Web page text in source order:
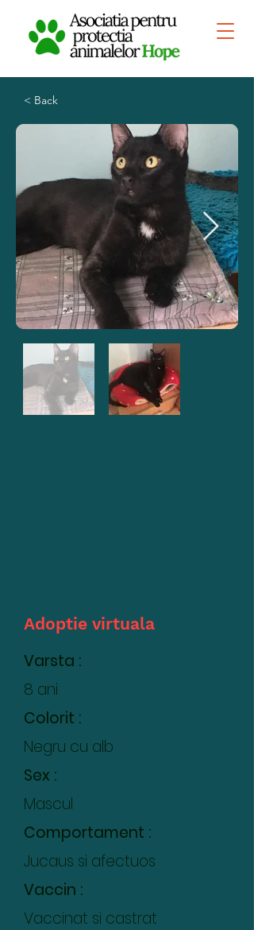
< Back
Adoptie virtuala
Varsta :
8 ani
Colorit :
Negru cu alb
Sex :
Mascul
Comportament :
Jucaus si afectuos
Vaccin :
Vaccinat si castrat